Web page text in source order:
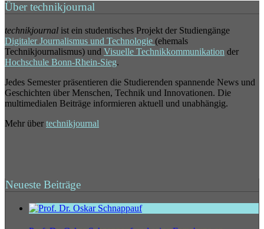
Über technikjournal
technikjournal ist ein studentisches Projekt der Studiengänge
Digitaler Journalismus und Technologie (ehemals
Technikjournalismus) und Visuelle Technikkommunikation der
Hochschule Bonn-Rhein-Sieg.
Jedes Semester präsentieren die Studierenden spannende News und
Geschichten über Menschen, Technik und Innovationen. Die
multimedialen Beiträge informieren aktuell und unabhängig.
Mehr über technikjournal
Neueste Beiträge